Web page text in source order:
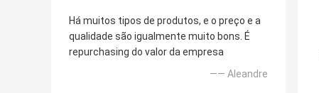
Há muitos tipos de produtos, e o preço e a
qualidade são igualmente muito bons. É
repurchasing do valor da empresa
—— Aleandre